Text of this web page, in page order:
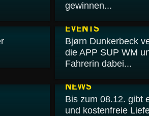
gewinnen...
EVENTS
Bjørn Dunkerbeck
die APP SUP WM
Fahrerin dabei...
NEWS
Bis zum 08.12. gibt
und kostenfreie